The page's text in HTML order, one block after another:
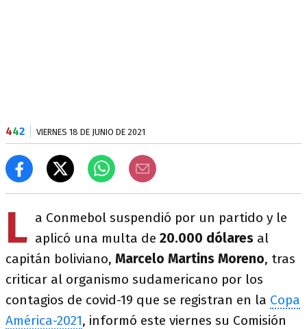
442 VIERNES 18 DE JUNIO DE 2021
L a Conmebol suspendió por un partido y le
aplicó una multa de 20.000 dólares al
capitán boliviano, Marcelo Martins Moreno, tras
criticar al organismo sudamericano por los
contagios de covid-19 que se registran en la Copa
América-2021, informó este viernes su Comisión